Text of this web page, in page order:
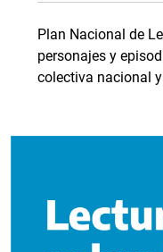
Plan Nacional de
personajes y
colectiva nacional